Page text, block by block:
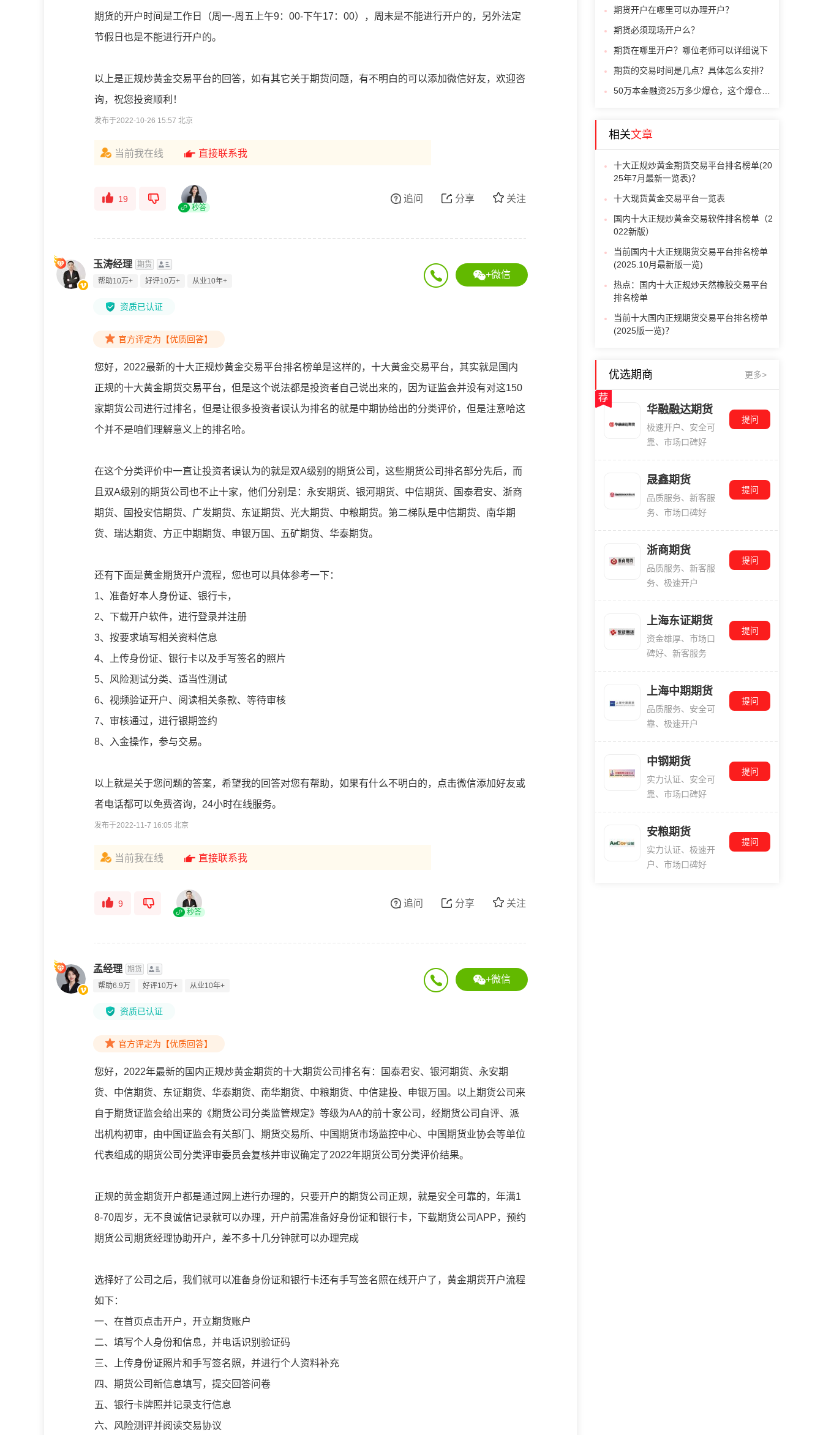
期货的开户时间是工作日（周一-周五上午9：00-下午17：00），周末是不能进行开户的，另外法定
节假日也是不能进行开户的。
以上是正规炒黄金交易平台的回答，如有其它关于期货问题，有不明白的可以添加微信好友，欢迎咨
询，祝您投资顺利！
发布于2022-10-26 15:57 北京
当前我在线 直接联系我
19
秒答
关注
分享
追问
+微信
玉涛经理 期货
帮助10万+
好评10万+ 从业10年+
资质已认证
官方评定为【优质回答】
您好，2022最新的十大正规炒黄金交易平台排名榜单是这样的，十大黄金交易平台，其实就是国内
正规的十大黄金期货交易平台，但是这个说法都是投资者自己说出来的，因为证监会并没有对这150
家期货公司进行过排名，但是让很多投资者误认为排名的就是中期协给出的分类评价，但是注意哈这
个并不是咱们理解意义上的排名哈。
在这个分类评价中一直让投资者误认为的就是双A级别的期货公司，这些期货公司排名部分先后，而
且双A级别的期货公司也不止十家，他们分别是：永安期货、银河期货、中信期货、国泰君安、浙商
期货、国投安信期货、广发期货、东证期货、光大期货、中粮期货。第二梯队是中信期货、南华期
货、瑞达期货、方正中期期货、申银万国、五矿期货、华泰期货。
还有下面是黄金期货开户流程，您也可以具体参考一下：
1、准备好本人身份证、银行卡，
2、下载开户软件，进行登录并注册
3、按要求填写相关资料信息
4、上传身份证、银行卡以及手写签名的照片
5、风险测试分类、适当性测试
6、视频验证开户、阅读相关条款、等待审核
7、审核通过，进行银期签约
8、入金操作，参与交易。
以上就是关于您问题的答案，希望我的回答对您有帮助，如果有什么不明白的，点击微信添加好友或
者电话都可以免费咨询，24小时在线服务。
发布于2022-11-7 16:05 北京
当前我在线 直接联系我
9
秒答
关注
分享
追问
+微信
孟经理 期货
帮助6.9万
好评10万+ 从业10年+
资质已认证
官方评定为【优质回答】
您好，2022年最新的国内正规炒黄金期货的十大期货公司排名有：国泰君安、银河期货、永安期
货、中信期货、东证期货、华泰期货、南华期货、中粮期货、中信建投、申银万国。以上期货公司来
自于期货证监会给出来的《期货公司分类监管规定》等级为AA的前十家公司，经期货公司自评、派
出机构初审，由中国证监会有关部门、期货交易所、中国期货市场监控中心、中国期货业协会等单位
代表组成的期货公司分类评审委员会复核并审议确定了2022年期货公司分类评价结果。
正规的黄金期货开户都是通过网上进行办理的，只要开户的期货公司正规，就是安全可靠的，年满1
8-70周岁，无不良诚信记录就可以办理，开户前需准备好身份证和银行卡，下载期货公司APP，预约
期货公司期货经理协助开户，差不多十几分钟就可以办理完成
选择好了公司之后，我们就可以准备身份证和银行卡还有手写签名照在线开户了，黄金期货开户流程
如下：
一、在首页点击开户，开立期货账户
二、填写个人身份和信息，并电话识别验证码
三、上传身份证照片和手写签名照，并进行个人资料补充
四、期货公司新信息填写，提交回答问卷
五、银行卡牌照并记录支行信息
六、风险测评并阅读交易协议
期货开户在哪里可以办理开户？
期货必须现场开户么？
期货在哪里开户？哪位老师可以详细说下
期货的交易时间是几点？具体怎么安排？
相关文章
十大正规炒黄金期货交易平台排名榜单(20
25年7月最新一览表)？
十大现货黄金交易平台一览表
国内十大正规炒黄金交易软件排名榜单（2
022新版）
当前国内十大正规期货交易平台排名榜单
(2025.10月最新版一览)
热点：国内十大正规炒天然橡胶交易平台
排名榜单
当前十大国内正规期货交易平台排名榜单
(2025版一览)？
优选期商 更多>
华融融达期货
极速开户、安全可
靠、市场口碑好
提问
晟鑫期货
品质服务、新客服
务、市场口碑好
提问
浙商期货
品质服务、新客服
务、极速开户
提问
上海东证期货
资金雄厚、市场口
碑好、新客服务
提问
上海中期期货
品质服务、安全可
靠、极速开户
提问
中钢期货
实力认证、安全可
靠、市场口碑好
提问
安粮期货
实力认证、极速开
户、市场口碑好
提问